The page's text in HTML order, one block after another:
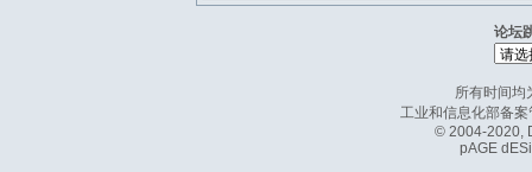
论坛
所有时间均
工业和信息化部备
© 2004-2020,
pAGE